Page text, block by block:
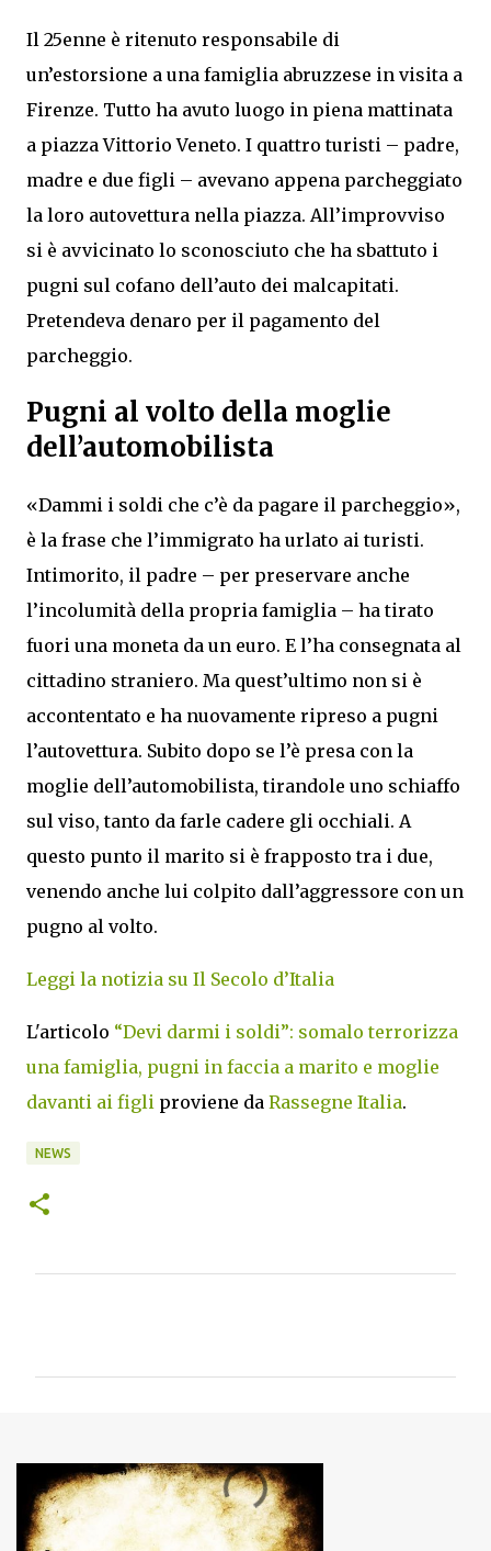
Il 25enne è ritenuto responsabile di
un’estorsione a una famiglia abruzzese in visita a
Firenze. Tutto ha avuto luogo in piena mattinata
a piazza Vittorio Veneto. I quattro turisti – padre,
madre e due figli – avevano appena parcheggiato
la loro autovettura nella piazza. All’improvviso
si è avvicinato lo sconosciuto che ha sbattuto i
pugni sul cofano dell’auto dei malcapitati.
Pretendeva denaro per il pagamento del
parcheggio.
Pugni al volto della moglie
dell’automobilista
«Dammi i soldi che c’è da pagare il parcheggio»,
è la frase che l’immigrato ha urlato ai turisti.
Intimorito, il padre – per preservare anche
l’incolumità della propria famiglia – ha tirato
fuori una moneta da un euro. E l’ha consegnata al
cittadino straniero. Ma quest’ultimo non si è
accontentato e ha nuovamente ripreso a pugni
l’autovettura. Subito dopo se l’è presa con la
moglie dell’automobilista, tirandole uno schiaffo
sul viso, tanto da farle cadere gli occhiali. A
questo punto il marito si è frapposto tra i due,
venendo anche lui colpito dall’aggressore con un
pugno al volto.
Leggi la notizia su Il Secolo d’Italia
L'articolo “Devi darmi i soldi”: somalo terrorizza
una famiglia, pugni in faccia a marito e moglie
davanti ai figli proviene da Rassegne Italia.
NEWS
n
t
i